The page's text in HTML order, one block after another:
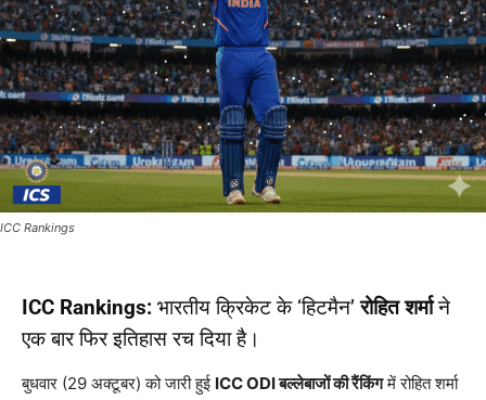
ICC Rankings
ICC Rankings: भारतीय क्रिकेट के ‘हिटमैन’रोहित शर्माने
एक बार फिर इतिहास रच दिया है।
बुधवार (29 अक्टूबर) को जारी हुई ICC ODI बल्लेबाजों की रैंकिंगमें रोहित शर्मा